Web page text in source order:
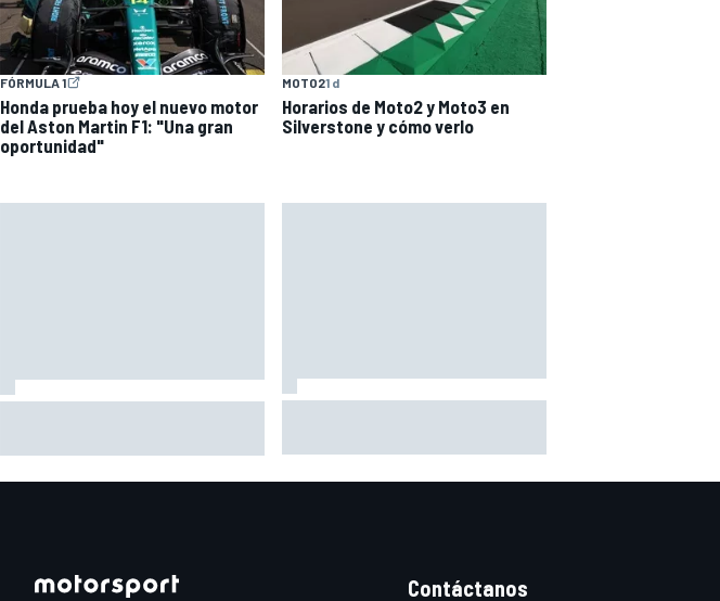
FÓRMULA 1
Honda prueba hoy el nuevo motor
del Aston Martin F1: "Una gran
oportunidad"
MOTO21 d
Horarios de Moto2 y Moto3 en
Silverstone y cómo verlo
Contáctanos